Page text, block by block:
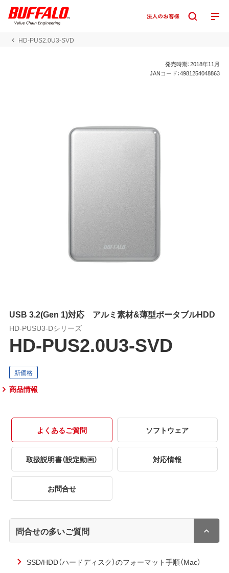
HD-PUS2.0U3-SVD
発売時期：2018年11月
JANコード：4981254048863
USB 3.2(Gen 1)対応 アルミ素材&薄型ポータブルHDD
HD-PUSU3-Dシリーズ
HD-PUS2.0U3-SVD
商品情報
よくあるご質問 ソフトウェア
取扱説明書（設定動画） 対応情報
お問合せ
問合せの多いご質問
SSD/HDD（ハードディスク）のフォーマット手順（Mac）